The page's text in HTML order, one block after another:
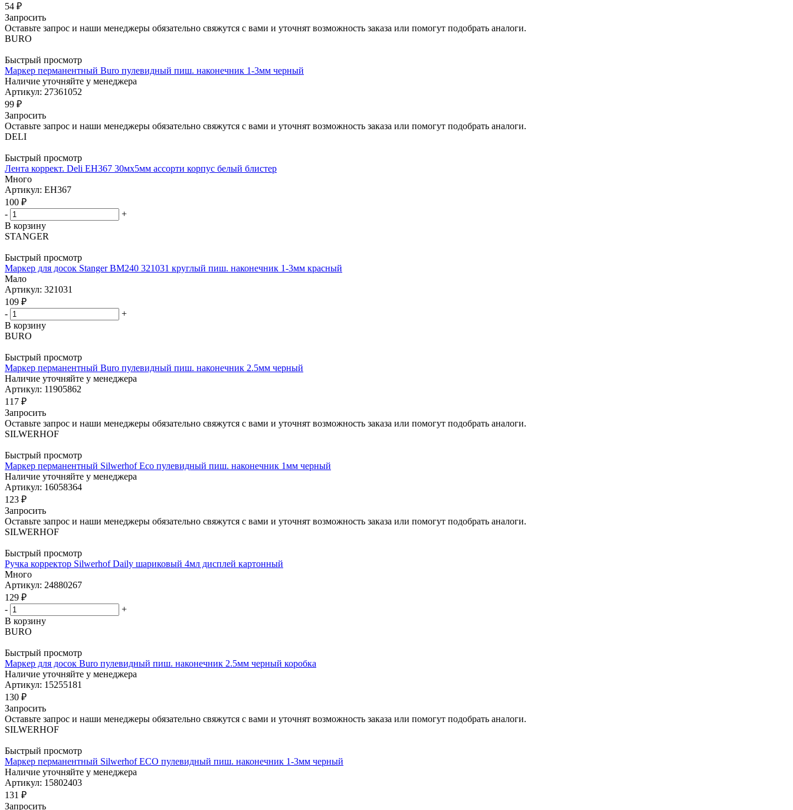
54 ₽
Запросить
Оставьте запрос и наши менеджеры обязательно свяжутся с вами и уточнят возможность заказа или помогут подобрать аналоги.
BURO
Быстрый просмотр
Маркер перманентный Buro пулевидный пиш. наконечник 1-3мм черный
Наличие уточняйте у менеджера
Артикул: 27361052
99 ₽
Запросить
Оставьте запрос и наши менеджеры обязательно свяжутся с вами и уточнят возможность заказа или помогут подобрать аналоги.
DELI
Быстрый просмотр
Лента коррект. Deli EH367 30мх5мм ассорти корпус белый блистер
Много
Артикул: EH367
100 ₽
-
+
В корзину
STANGER
Быстрый просмотр
Маркер для досок Stanger BM240 321031 круглый пиш. наконечник 1-3мм красный
Мало
Артикул: 321031
109 ₽
-
+
В корзину
BURO
Быстрый просмотр
Маркер перманентный Buro пулевидный пиш. наконечник 2.5мм черный
Наличие уточняйте у менеджера
Артикул: 11905862
117 ₽
Запросить
Оставьте запрос и наши менеджеры обязательно свяжутся с вами и уточнят возможность заказа или помогут подобрать аналоги.
SILWERHOF
Быстрый просмотр
Маркер перманентный Silwerhof Eco пулевидный пиш. наконечник 1мм черный
Наличие уточняйте у менеджера
Артикул: 16058364
123 ₽
Запросить
Оставьте запрос и наши менеджеры обязательно свяжутся с вами и уточнят возможность заказа или помогут подобрать аналоги.
SILWERHOF
Быстрый просмотр
Ручка корректор Silwerhof Daily шариковый 4мл дисплей картонный
Много
Артикул: 24880267
129 ₽
-
+
В корзину
BURO
Быстрый просмотр
Маркер для досок Buro пулевидный пиш. наконечник 2.5мм черный коробка
Наличие уточняйте у менеджера
Артикул: 15255181
130 ₽
Запросить
Оставьте запрос и наши менеджеры обязательно свяжутся с вами и уточнят возможность заказа или помогут подобрать аналоги.
SILWERHOF
Быстрый просмотр
Маркер перманентный Silwerhof ECO пулевидный пиш. наконечник 1-3мм черный
Наличие уточняйте у менеджера
Артикул: 15802403
131 ₽
Запросить